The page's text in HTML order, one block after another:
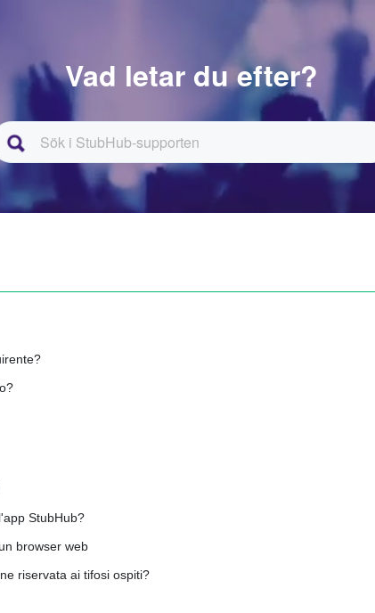
Vad letar du efter?
StubHub?
browser web
riservata ai tifosi ospiti?